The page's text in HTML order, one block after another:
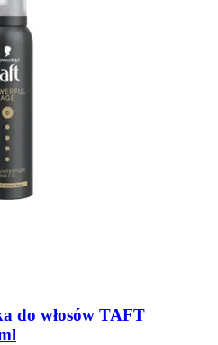
do włosów TAFT